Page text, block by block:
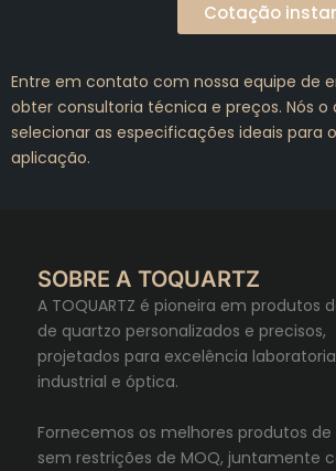
Cotação
Entre em contato com nossa equipe de
obter consultoria técnica e preços. Nós o
selecionar as especificações ideais para
aplicação.
SOBRE A TOQUARTZ
A TOQUARTZ é pioneira em produtos
de quartzo personalizados e precisos,
projetados para excelência
industrial e óptica.
Fornecemos os melhores produtos
sem restrições de MOQ, juntamente